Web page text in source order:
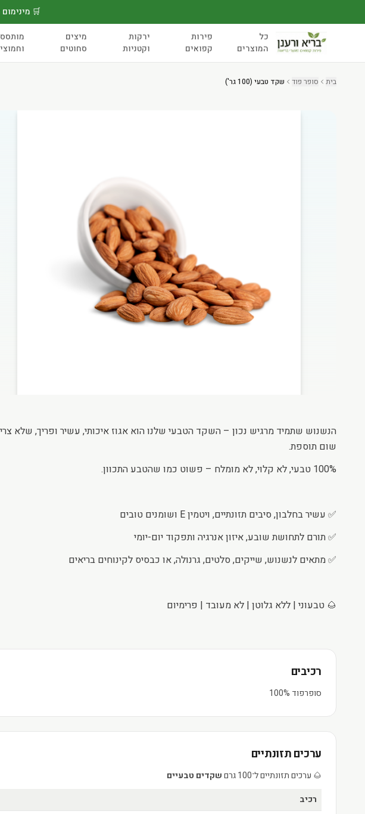
🛒 מינימום
כל
המוצרים
פירות
קפואים
ירקות
וקטניות
מיצים
סחוטים
בית סופר פוד שקד טבעי (100 גר')
הנשנוש שתמיד מרגיש נכון – השקד הטבעי שלנו הוא אגוז איכותי, עשיר ופריך, שלא
שום תוספת.
100% טבעי, לא קלוי, לא מומלח – פשוט כמו שהטבע התכוון.
✅ עשיר בחלבון, סיבים תזונתיים, ויטמין E ושומנים טובים
✅ תורם לתחושת שובע, איזון אנרגיה ותפקוד יום-יומי
✅ מתאים לנשנוש, שייקים, סלטים, גרנולה, או כבסיס לקינוחים בריאים
🌰 טבעוני | ללא גלוטן | לא מעובד | פרימיום
רכיבים
סופרפוד 100%
ערכים תזונתיים
🌰 ערכים תזונתיים ל־100 גרם
שקדים טבעיים
רכיב